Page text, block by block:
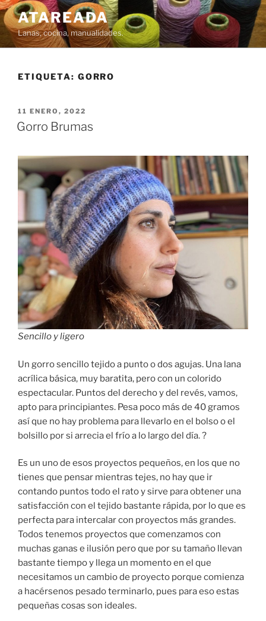
Saltar
al
contenido
ATAREADA
Lanas, cocina, manualidades.
ETIQUETA: GORRO
PUBLICADO
EL
11 ENERO, 2022
Gorro Brumas
Sencillo y ligero
Un gorro sencillo tejido a punto o dos agujas. Una lana
acrílica básica, muy baratita, pero con un colorido
espectacular. Puntos del derecho y del revés, vamos,
apto para principiantes. Pesa poco más de 40 gramos
así que no hay problema para llevarlo en el bolso o el
bolsillo por si arrecia el frío a lo largo del día. ?
Es un uno de esos proyectos pequeños, en los que no
tienes que pensar mientras tejes, no hay que ir
contando puntos todo el rato y sirve para obtener una
satisfacción con el tejido bastante rápida, por lo que es
perfecta para intercalar con proyectos más grandes.
Todos tenemos proyectos que comenzamos con
muchas ganas e ilusión pero que por su tamaño llevan
bastante tiempo y llega un momento en el que
necesitamos un cambio de proyecto porque comienza
a hacérsenos pesado terminarlo, pues para eso estas
pequeñas cosas son ideales.